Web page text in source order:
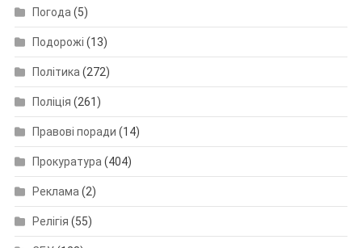
Погода (5)
Подорожі (13)
Політика (272)
Поліція (261)
Правові поради (14)
Прокуратура (404)
Реклама (2)
Релігія (55)